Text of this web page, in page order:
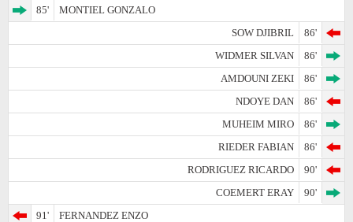
85'
MONTIEL GONZALO
SOW DJIBRIL
86'
WIDMER SILVAN
86'
AMDOUNI ZEKI
86'
NDOYE DAN
86'
MUHEIM MIRO
86'
RIEDER FABIAN
86'
RODRIGUEZ RICARDO
90'
COEMERT ERAY
90'
91'
FERNANDEZ ENZO